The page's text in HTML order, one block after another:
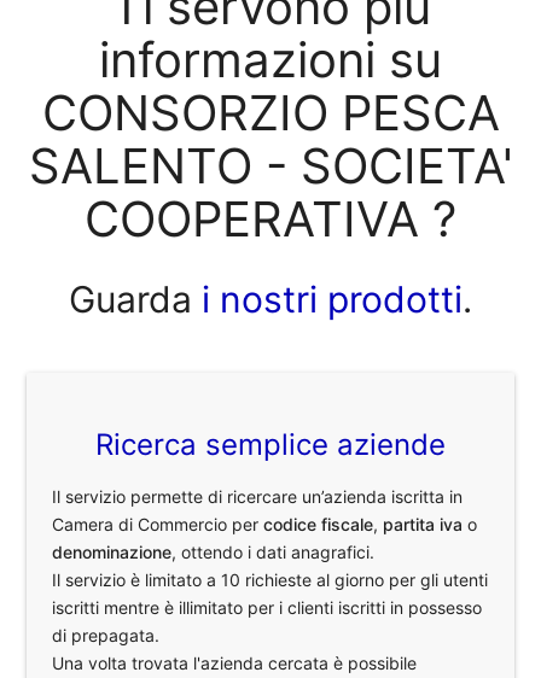
informazioni su
CONSORZIO PESCA
SALENTO - SOCIETA'
COOPERATIVA ?
Guarda i nostri prodotti.
Ricerca semplice aziende
Il servizio permette di ricercare un’azienda iscritta in
Camera di Commercio percodice fiscale, partita iva o
denominazione, ottendo i dati anagrafici.
Il servizio è limitato a 10 richieste al giorno per gli utenti
iscritti mentre è illimitato per i clienti iscritti in possesso
di prepagata.
Una volta trovata l'azienda cercata è possibile